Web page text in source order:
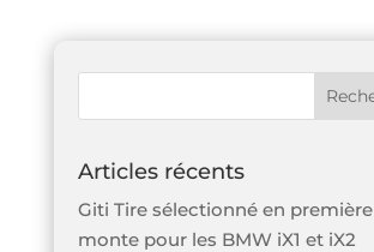
Articles récents
Giti Tire sélectionné en première
monte pour les BMW iX1 et iX2